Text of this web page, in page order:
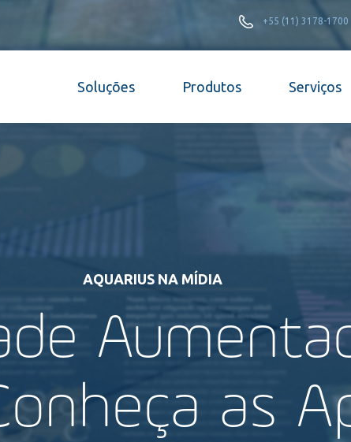
+55 (11) 3178-1700
Soluções Produtos Serviços
AQUARIUS NA MÍDIA
as